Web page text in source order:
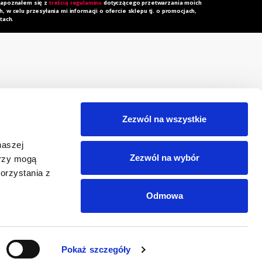
mogą
z
Pokaż szczegóły
Zezwól na wszystkie
Zezwól na wybór
Odmowa
się z treścią regulaminu dotyczącego przetwarzania moich
w celu przesyłania mi informacji o ofercie sklepu tj. o promocjach,
Reklamacja
Do pobrania
Polityka prywatności i